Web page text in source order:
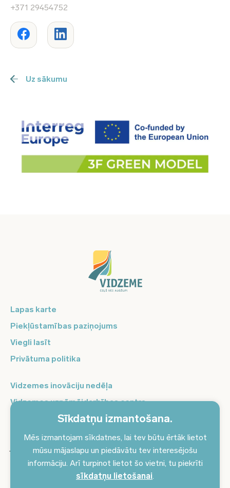
Sīkdatņu izmantošana.
Mēs izmantojam sīkdatnes, lai tev būtu ērtāk lietot
mūsu mājaslapu un piedāvātu tev interesējošu
informāciju. Arī turpinot lietot šo vietni, tu piekrīti
sīkdatņu lietošanai.
+371 29454752
Uz sākumu
Lapas karte
Piekļūstamības paziņojums
Viegli lasīt
Privātuma politika
Vidzemes inovāciju nedēļa
Vidzemes uzņēmējdarbības centrs
Balso Vidzeme
Pierakstieties jaunumiem un saņemiet aktuālākos
jaunumus savā e-pastā!
Pieteikties jaunumiem